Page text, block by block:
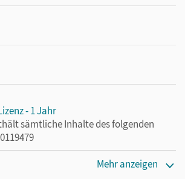
- 1 Jahr
sämtliche Inhalte des folgenden
Mehr anzeigen